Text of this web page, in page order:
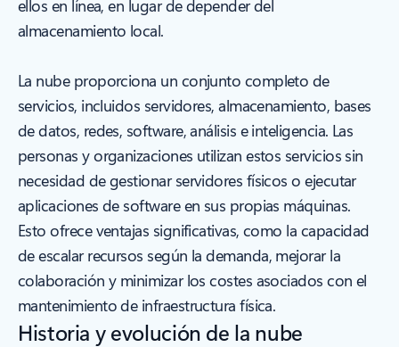
ellos en línea, en lugar de depender del
almacenamiento local.
La nube proporciona un conjunto completo de
servicios, incluidos servidores, almacenamiento, bases
de datos, redes, software, análisis e inteligencia. Las
personas y organizaciones utilizan estos servicios sin
necesidad de gestionar servidores físicos o ejecutar
aplicaciones de software en sus propias máquinas.
Esto ofrece ventajas significativas, como la capacidad
de escalar recursos según la demanda, mejorar la
colaboración y minimizar los costes asociados con el
mantenimiento de infraestructura física.
Historia y evolución de la nube